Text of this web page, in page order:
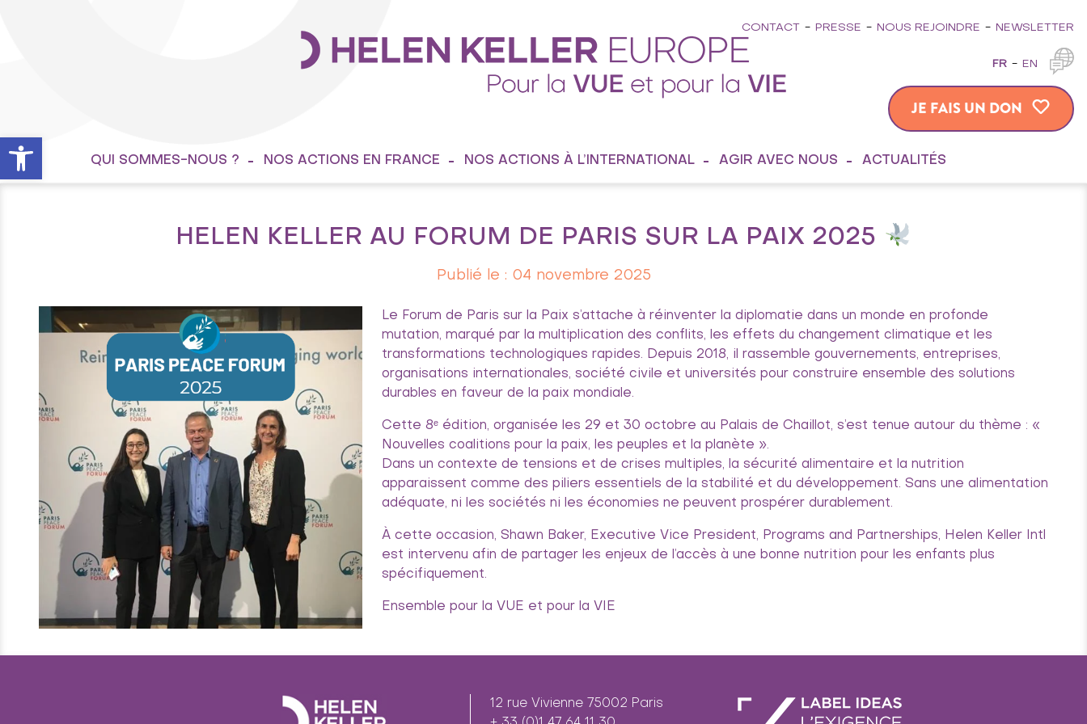
Ouvrir la barre d’outils
CONTACT PRESSE NOUS REJOINDRE NEWSLETTER
FR EN
JE FAIS UN DON
QUI SOMMES-NOUS ? NOS ACTIONS EN FRANCE NOS ACTIONS À L’INTERNATIONAL AGIR AVEC NOUS ACTUALITÉS
HELEN KELLER AU FORUM DE PARIS SUR LA PAIX 2025
Publié le : 04 novembre 2025
Le Forum de Paris sur la Paix s’attache à réinventer la diplomatie dans un monde en profonde
mutation, marqué par la multiplication des conflits, les effets du changement climatique et les
transformations technologiques rapides. Depuis 2018, il rassemble gouvernements, entreprises,
organisations internationales, société civile et universités pour construire ensemble des solutions
durables en faveur de la paix mondiale.
Cette 8ᵉ édition, organisée les 29 et 30 octobre au Palais de Chaillot, s’est tenue autour du thème : «
Nouvelles coalitions pour la paix, les peuples et la planète ».
Dans un contexte de tensions et de crises multiples, la sécurité alimentaire et la nutrition
apparaissent comme des piliers essentiels de la stabilité et du développement. Sans une alimentation
adéquate, ni les sociétés ni les économies ne peuvent prospérer durablement.
À cette occasion, Shawn Baker, Executive Vice President, Programs and Partnerships, Helen Keller Intl
est intervenu afin de partager les enjeux de l’accès à une bonne nutrition pour les enfants plus
spécifiquement.
Ensemble pour la VUE et pour la VIE
12 rue Vivienne 75002 Paris